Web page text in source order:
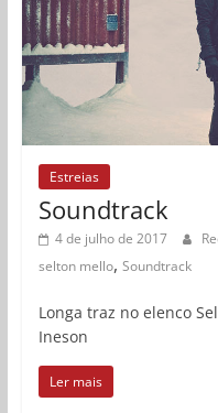
Estreias
Soundtrack
4 de julho de 2017
selton mello, Soundtrack
Longa traz no elenco
Ineson
Ler mais